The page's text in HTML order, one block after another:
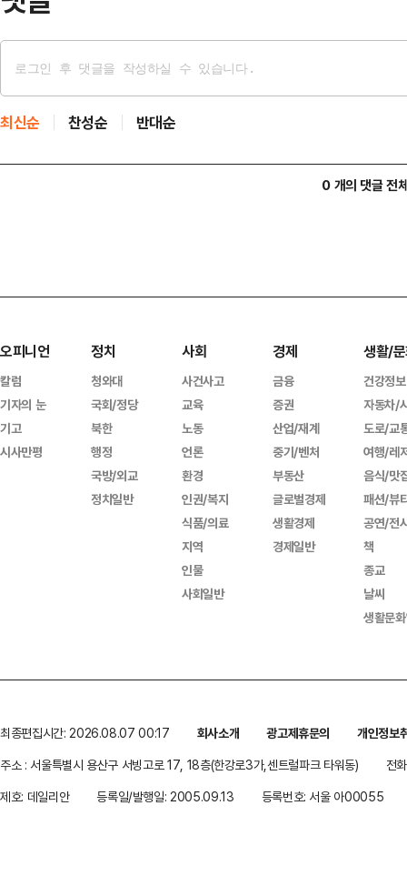
최신순 찬성순 반대순
0 개의 댓글 전
오피니언
칼럼
기자의 눈
기고
시사만평
정치
청와대
국회/정당
북한
행정
국방/외교
정치일반
사회
사건사고
교육
노동
언론
환경
인권/복지
식품/의료
지역
인물
사회일반
경제
금융
증권
산업/재계
중기/벤처
부동산
글로벌경제
생활경제
경제일반
생활/
건강정보
자동차/
도로/교
여행/레
음식/맛
패션/뷰
공연/전
책
종교
날씨
생활문
최종편집시간: 2026.08.07 00:17 회사소개 광고제휴문의
개인정보
주소 : 서울특별시 용산구 서빙고로 17, 18층(한강로3가,센트럴파크 타워동)
전
제호: 데일리안
등록일/발행일: 2005.09.13 등록번호: 서울 아00055